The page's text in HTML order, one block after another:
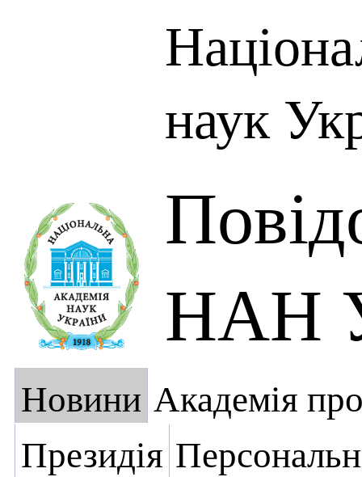
наук
НАН
Новини Академія
Президія